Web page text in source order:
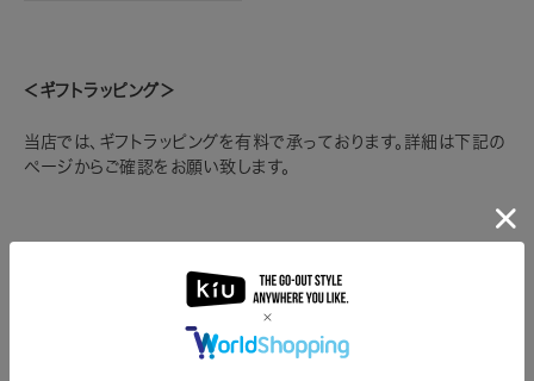
＜ギフトラッピング＞
当店では、ギフトラッピングを有料で承っております。詳細は下記の
ページからご確認をお願い致します。